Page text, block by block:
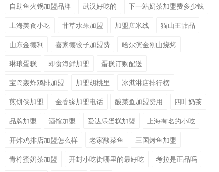
自助鱼火锅加盟品牌
武汉好吃的
下一站奶茶加盟费多少钱
上海美食小吃
甘草水果加盟 加盟店米线
猫山王甜品
山东金德利
喜家德饺子加盟费
哈尔滨金刚山烧烤
琳琅蛋糕
即食海鲜加盟
蛋糕订购配送
宝岛轰炸鸡排加盟
加盟胡桃里
冰淇淋店排行榜
煎饼侠加盟
金香缘加盟电话 酸菜鱼加盟费用
四叶奶茶
品牌加盟
酒馆加盟 爱达乐蛋糕加盟
上海有名的小吃
开炸鸡排店加盟怎么样
老家酸菜鱼
三国烤鱼加盟
青柠蜜奶茶加盟
开封小吃街哪里的最好吃
考拉是正品吗